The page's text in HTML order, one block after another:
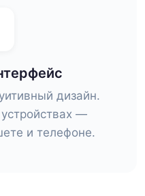
дизайн.
—
и телефоне.